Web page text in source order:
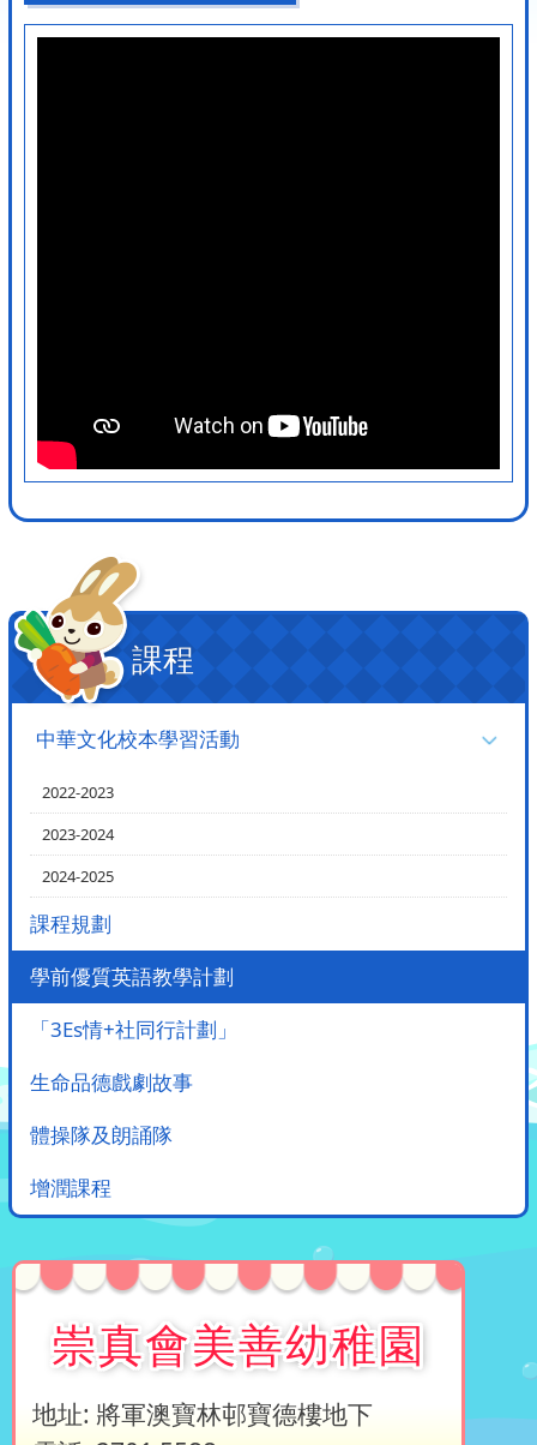
課程
中華文化校本學習活動
2022-2023
2023-2024
2024-2025
課程規劃
學前優質英語教學計劃
「3Es情+社同行計劃」
生命品德戲劇故事
體操隊及朗誦隊
增潤課程
崇真會美善幼稚園
地址: 將軍澳寶林邨寶德樓地下